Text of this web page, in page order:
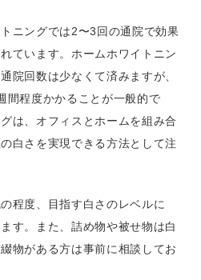
ニングでは2〜3回の通院で効果
ています。ホームホワイトニン
院回数は少なくて済みますが、
間程度かかることが一般的で
は、オフィスとホームを組み合
白さを実現できる方法として注
程度、目指す白さのレベルに
す。また、詰め物や被せ物は白
物がある方は事前に相談してお